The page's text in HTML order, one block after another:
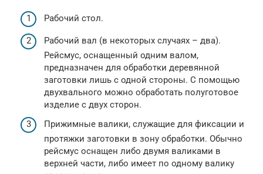
Рабочий стол.
Рабочий вал (в некоторых случаях – два).
Рейсмус, оснащенный одним валом,
предназначен для обработки деревянной
заготовки лишь с одной стороны. С помощью
двухвального можно обработать полуготовое
изделие с двух сторон.
Прижимные валики, служащие для фиксации и
протяжки заготовки в зону обработки. Обычно
рейсмус оснащен либо двумя валиками в
верхней части, либо имеет по одному валику